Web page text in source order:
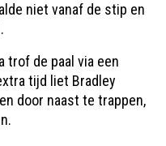
niet vanaf de stip en
trof de paal via een
tijd liet Bradley
door naast te trappen,